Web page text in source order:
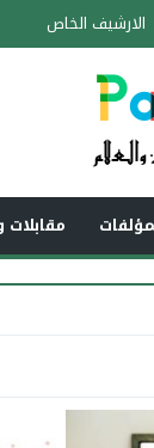
الارشيف الخاص
مقابلات